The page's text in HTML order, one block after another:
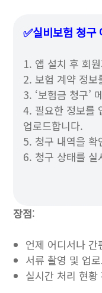
✅실비보험 청구
1. 앱 설치 후 회
2. 보험 계약 정보
3. ‘보험금 청구’
4. 필요한 정보를
업로드합니다.
5. 청구 내역을 확
6. 청구 상태를 실
장점:
언제 어디서나
서류 촬영 및 업
실시간 처리 현황